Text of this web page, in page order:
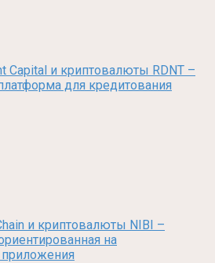
Capital и криптовалюты RDNT –
для кредитования
и криптовалюты NIBI –
на